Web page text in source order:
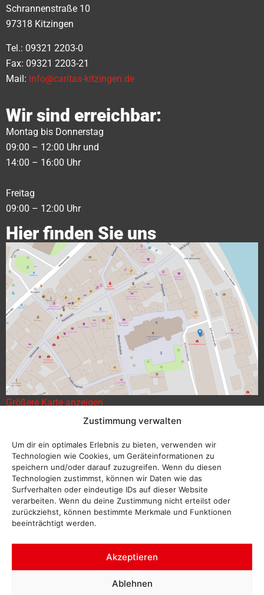
Zustimmung verwalten
Um dir ein optimales Erlebnis zu bieten, verwenden wir
Technologien wie Cookies, um Geräteinformationen zu
speichern und/oder darauf zuzugreifen. Wenn du diesen
Technologien zustimmst, können wir Daten wie das
Surfverhalten oder eindeutige IDs auf dieser Website
verarbeiten. Wenn du deine Zustimmung nicht erteilst oder
zurückziehst, können bestimmte Merkmale und Funktionen
beeinträchtigt werden.
Akzeptieren
Ablehnen
Schrannenstraße 10
97318 Kitzingen
Tel.: 09321 2203-0
Fax: 09321 2203-21
Mail: info@caritas-kitzingen.de
Wir sind erreichbar:
Montag bis Donnerstag
09:00 – 12:00 Uhr und
14:00 – 16:00 Uhr
Freitag
09:00 – 12:00 Uhr
Hier finden Sie uns
Größere Karte anzeigen